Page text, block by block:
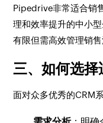
Pipedrive非常适合销
理和效率提升的中小
有限但需高效管理销
三、如何选
面对众多优秀的CRM